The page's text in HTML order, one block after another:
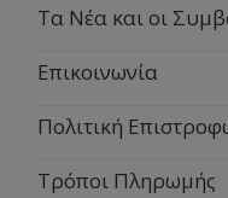
Τα Νέα και οι
Επικοινωνία
Πολιτική
Τρόποι Πληρωμής